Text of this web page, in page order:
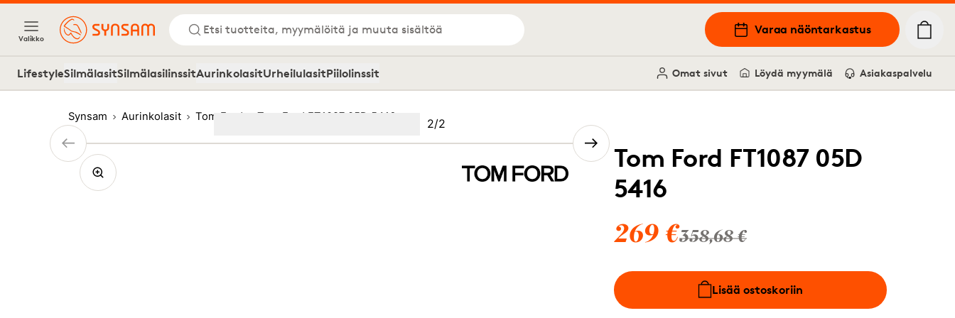
Valikko
Etsi tuotteita, myymälöitä ja muuta sisältöä Varaa näöntarkastus
LifestyleSilmälasitSilmälasilinssitAurinkolasitUrheilulasitPiilolinssit Omat sivut Löydä myymälä Asiakaspalvelu
Synsam Aurinkolasit Tom Ford Tom Ford FT1087 05D 5416
Tom Ford FT1087 05D
5416
269 €358,68 €
Lisää ostoskoriin
Kuva
2/2
(Current image)